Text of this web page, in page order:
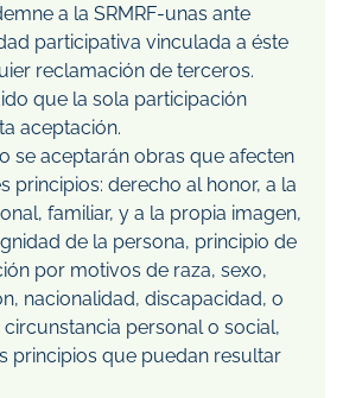
a la SRMRF-unas ante
participativa vinculada a éste
reclamación de terceros.
que la sola participación
aceptación.
se aceptarán obras que afecten
principios: derecho al honor, a la
familiar, y a la propia imagen,
de la persona, principio de
por motivos de raza, sexo,
nacionalidad, discapacidad, o
personal o social,
principios que puedan resultar